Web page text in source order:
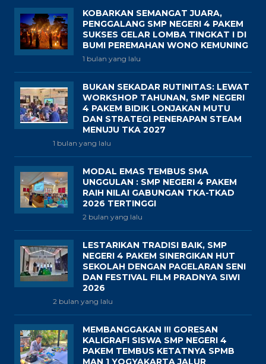
KOBARKAN SEMANGAT JUARA,
PENGGALANG SMP NEGERI 4 PAKEM
SUKSES GELAR LOMBA TINGKAT I DI
BUMI PEREMAHAN WONO KEMUNING
1 bulan yang lalu
BUKAN SEKADAR RUTINITAS: LEWAT
WORKSHOP TAHUNAN, SMP NEGERI
4 PAKEM BIDIK LONJAKAN MUTU
DAN STRATEGI PENERAPAN STEAM
MENUJU TKA 2027
1 bulan yang lalu
MODAL EMAS TEMBUS SMA
UNGGULAN : SMP NEGERI 4 PAKEM
RAIH NILAI GABUNGAN TKA-TKAD
2026 TERTINGGI
2 bulan yang lalu
LESTARIKAN TRADISI BAIK, SMP
NEGERI 4 PAKEM SINERGIKAN HUT
SEKOLAH DENGAN PAGELARAN SENI
DAN FESTIVAL FILM PRADNYA SIWI
2026
2 bulan yang lalu
MEMBANGGAKAN !!! GORESAN
KALIGRAFI SISWA SMP NEGERI 4
PAKEM TEMBUS KETATNYA SPMB
MAN 1 YOGYAKARTA JALUR